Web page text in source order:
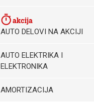
AUTO DELOVI NA AKCIJI
AUTO ELEKTRIKA I
ELEKTRONIKA
AMORTIZACIJA